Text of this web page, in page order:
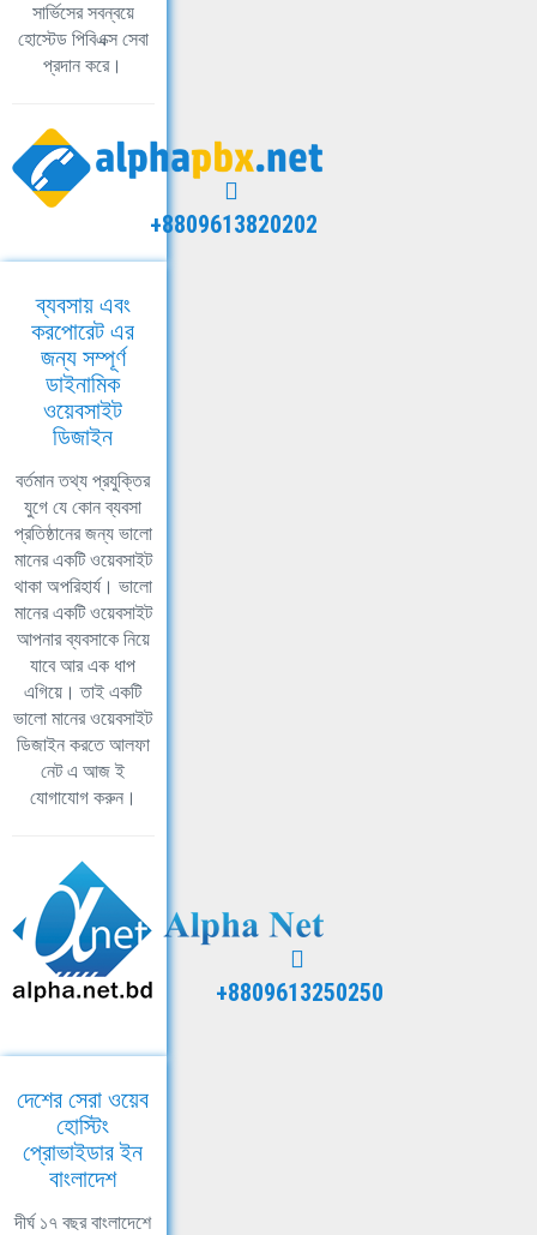
সার্ভিসের সবন্বয়ে
হোস্টেড পিবিএক্স সেবা
প্রদান করে।
+8809613820202
ব্যবসায় এবং
করপোরেট এর
জন্য সম্পূর্ণ
ডাইনামিক
ওয়েবসাইট
ডিজাইন
বর্তমান তথ্য প্রযুক্তির
যুগে যে কোন ব্যবসা
প্রতিষ্ঠানের জন্য ভালো
মানের একটি ওয়েবসাইট
থাকা অপরিহার্য। ভালো
মানের একটি ওয়েবসাইট
আপনার ব্যবসাকে নিয়ে
যাবে আর এক ধাপ
এগিয়ে। তাই একটি
ভালো মানের ওয়েবসাইট
ডিজাইন করতে আলফা
নেট এ আজ ই
যোগাযোগ করুন।
+8809613250250
দেশের সেরা ওয়েব
হোস্টিং
প্রোভাইডার ইন
বাংলাদেশ
দীর্ঘ ১৭ বছর বাংলাদেশে